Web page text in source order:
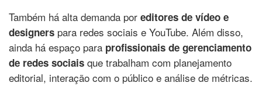
Também há alta demanda por editores de vídeo e
designers para redes sociais e YouTube. Além disso,
ainda há espaço para profissionais de gerenciamento
de redes sociais que trabalham com planejamento
editorial, interação com o público e análise de métricas.